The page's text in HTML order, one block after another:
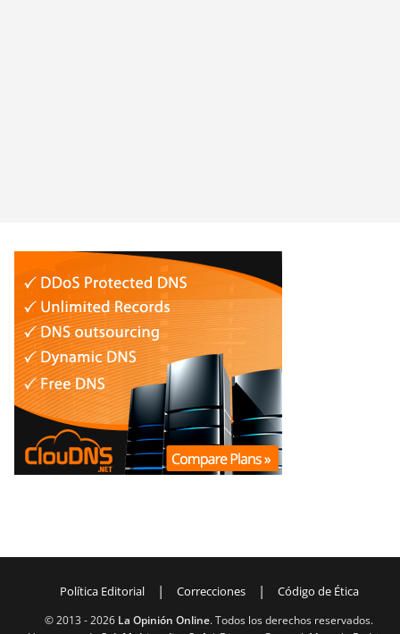
Política Editorial | Correcciones | Código de Ética
© 2013 -2026 La Opinión Online. Todos los derechos reservados.